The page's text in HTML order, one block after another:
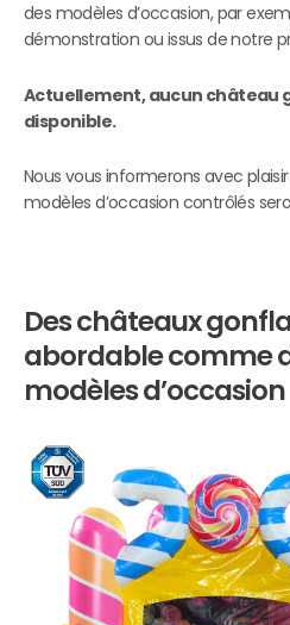
des modèles d’occasion, par
démonstration ou issus de notre
Actuellement, aucun château
disponible.
Nous vous informerons avec
modèles d’occasion contrôlés
Des châteaux
abordable comme
modèles d’occasion